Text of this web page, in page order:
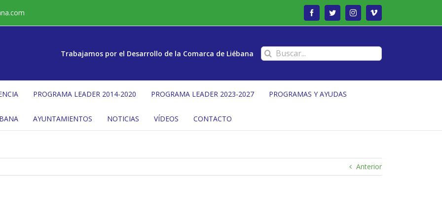
FacebookTwitterInstagramVimeo
Trabajamos por el Desarrollo de la Comarca de Liébana Buscar:
PROGRAMA LEADER 2014-2020 PROGRAMA LEADER 2023-2027 PROGRAMAS Y AYUDAS
AYUNTAMIENTOS NOTICIAS VÍDEOS CONTACTO
Anterior